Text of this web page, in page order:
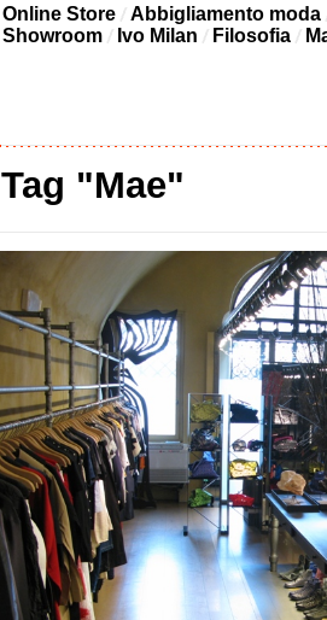
Online Store
Abbigliamento moda
Showroom
Ivo Milan Filosofia
Tag "Mae"